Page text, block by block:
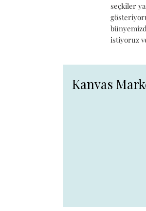
seçkiler
istiyoruz
Kanvas